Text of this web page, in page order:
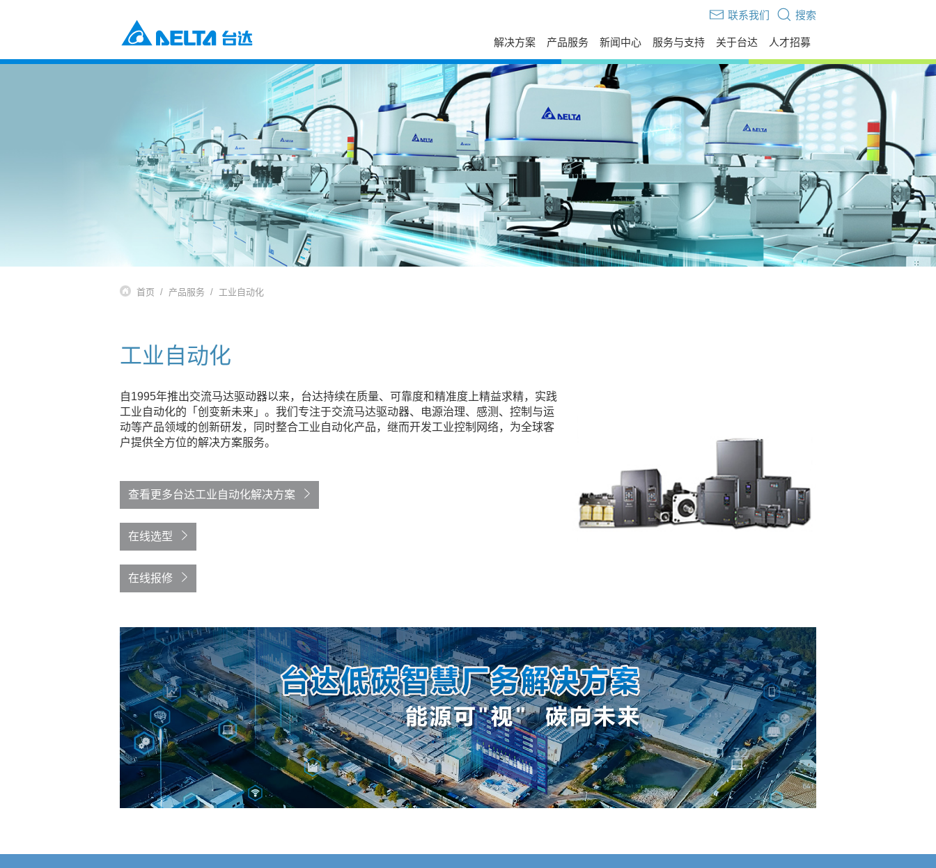
搜索
联系我们
解决方案
工业自动化与智能制造解决方案
数据中心解决方案
通信网络电源解决方案
智慧能源解决方案
视讯与监控解决方案
电动车充电解决方案
产品服务
电源及系统
风扇与散热管理
交通
电动车动力系统
自动化
工业自动化
楼宇自动化
能源基础设施
新闻中心
新闻列表
活动讯息
视频专区
出版刊物
新闻联络
服务与支持
服务与支持
售后服务
电源年保服务
工业自动化服务
打假公告
常见问题
产品网络安全漏洞管理政策
培训中心
云课堂
课堂培训
自助服务
故障码查询
在线选型
防伪查询
停产替代查询
授权渠道商查询
申请成为台达合作伙伴
联系我们
分支机构
在线留言
关于台达
台达简介
发展历程与企业文化
经营团队
事业范畴
全球营运
研发与创新
国家认可实验室
大事纪
可持续发展
相关连结
供货商自荐
人才招募
走进台达
校园招聘
加入我们
荣誉奖项
首页 产品服务 工业自动化
工业自动化
自1995年推出交流马达驱动器以来，台达持续在质量、可靠度和精准度上精益求精，实践
工业自动化的「创变新未来」。我们专注于交流马达驱动器、电源治理、感测、控制与运
动等产品领域的创新研发，同时整合工业自动化产品，继而开发工业控制网络，为全球客
户提供全方位的解决方案服务。
查看更多台达工业自动化解决方案
在线选型
在线报修